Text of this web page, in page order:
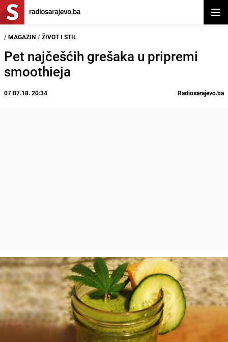
/ MAGAZIN / ŽIVOT I STIL
Pet najčešćih grešaka u pripremi
smoothieja
07.07.18. 20:34 Radiosarajevo.ba